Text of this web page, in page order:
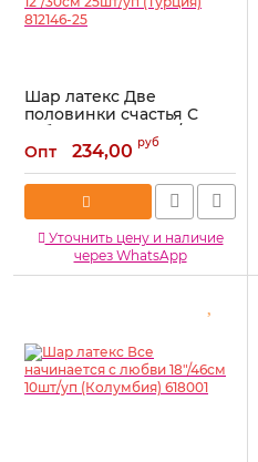
Шар латекс Две
половинки счастья С
тобой навсегда 12"/30см
25шт/уп (Турция) 812146-
Артикул: 812146-25
Опт 234,00 руб
Уточнить цену и наличие
через WhatsApp